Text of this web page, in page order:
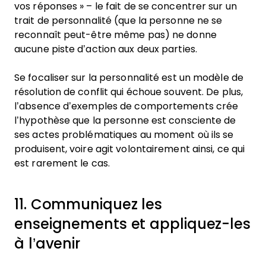
vos réponses » – le fait de se concentrer sur un
trait de personnalité (que la personne ne se
reconnaît peut-être même pas) ne donne
aucune piste d’action aux deux parties.
Se focaliser sur la personnalité est un modèle de
résolution de conflit qui échoue souvent. De plus,
l’absence d’exemples de comportements crée
l’hypothèse que la personne est consciente de
ses actes problématiques au moment où ils se
produisent, voire agit volontairement ainsi, ce qui
est rarement le cas.
11. Communiquez les
enseignements et appliquez-les
à l’avenir